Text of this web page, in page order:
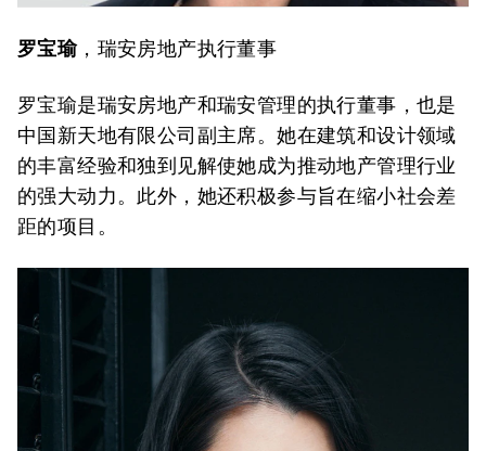
罗宝瑜，瑞安房地产执行董事
罗宝瑜是瑞安房地产和瑞安管理的执行董事，也是
中国新天地有限公司副主席。她在建筑和设计领域
的丰富经验和独到见解使她成为推动地产管理行业
的强大动力。此外，她还积极参与旨在缩小社会差
距的项目。